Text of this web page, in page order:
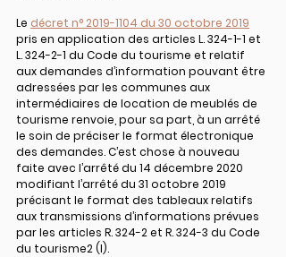
Le décret n° 2019-1104 du 30 octobre 2019
pris en application des articles L. 324-1-1 et
L. 324-2-1 du Code du tourisme et relatif
aux demandes d’information pouvant être
adressées par les communes aux
intermédiaires de location de meublés de
tourisme renvoie, pour sa part, à un arrêté
le soin de préciser le format électronique
des demandes. C’est chose à nouveau
faite avec l’arrêté du 14 décembre 2020
modifiant l’arrêté du 31 octobre 2019
précisant le format des tableaux relatifs
aux transmissions d’informations prévues
par les articles R. 324-2 et R. 324-3 du Code
du tourisme2 (I).